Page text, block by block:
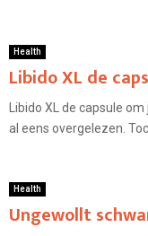
Health
Libido XL de
Libido XL de capsule
al eens overgelezen.
Health
Ungewollt